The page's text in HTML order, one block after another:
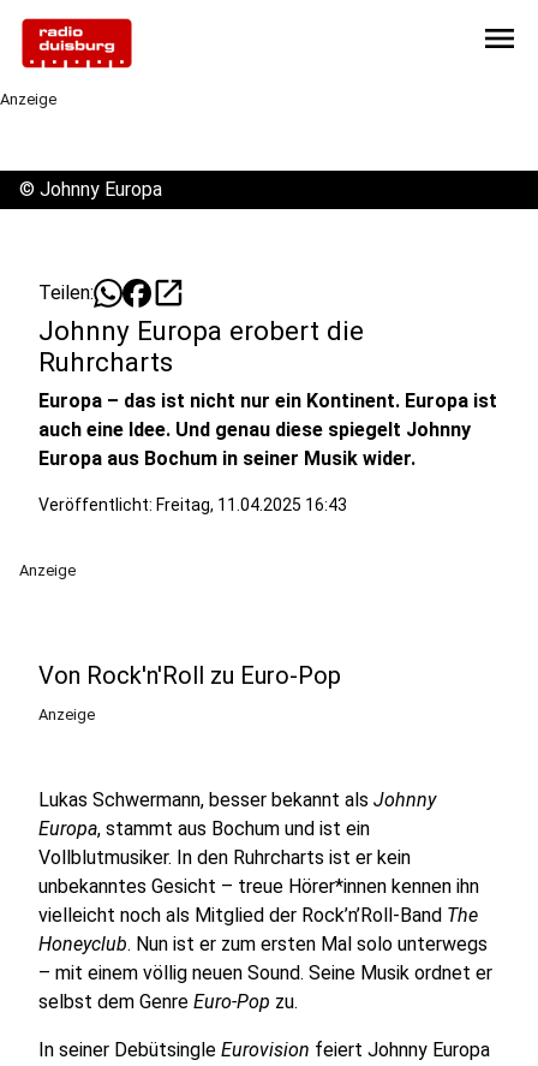
menu
Anzeige
© Johnny Europa
Teilen: open_in_new
Johnny Europa erobert die
Ruhrcharts
Europa – das ist nicht nur ein Kontinent. Europa ist
auch eine Idee. Und genau diese spiegelt Johnny
Europa aus Bochum in seiner Musik wider.
Veröffentlicht: Freitag, 11.04.2025 16:43
Anzeige
Von Rock'n'Roll zu Euro-Pop
Anzeige
Lukas Schwermann, besser bekannt als Johnny
Europa, stammt aus Bochum und ist ein
Vollblutmusiker. In den Ruhrcharts ist er kein
unbekanntes Gesicht – treue Hörer*innen kennen ihn
vielleicht noch als Mitglied der Rock’n’Roll-Band The
Honeyclub. Nun ist er zum ersten Mal solo unterwegs
– mit einem völlig neuen Sound. Seine Musik ordnet er
selbst dem Genre Euro-Pop zu.
In seiner Debütsingle Eurovision feiert Johnny Europa